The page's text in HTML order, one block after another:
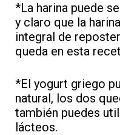
*La harina puede
y claro que la
integral de
queda en esta
*El yogurt griego
natural, los dos
también puedes
lácteos.